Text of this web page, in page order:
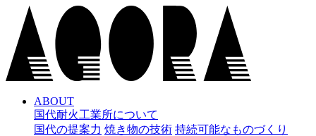
コ
ン
ABOUT
国代耐火工業所について
国代の提案力 焼き物の技術 持続可能なものづくり